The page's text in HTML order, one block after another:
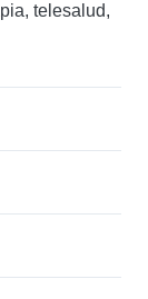
telesalud,